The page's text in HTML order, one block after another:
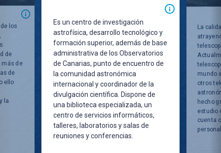
los
de
más de
de
ello
la
Es un centro de investigación
astrofísica, desarrollo tecnológico y
formación superior, además de base
administrativa de los Observatorios
de Canarias, punto de encuentro de
la comunidad astronómica
internacional y coordinador de la
divulgación científica. Dispone de
una biblioteca especializada, un
centro de servicios informáticos,
talleres, laboratorios y salas de
reuniones y conferencias.
La
mundo
otros
hecho
estudio
cuenta